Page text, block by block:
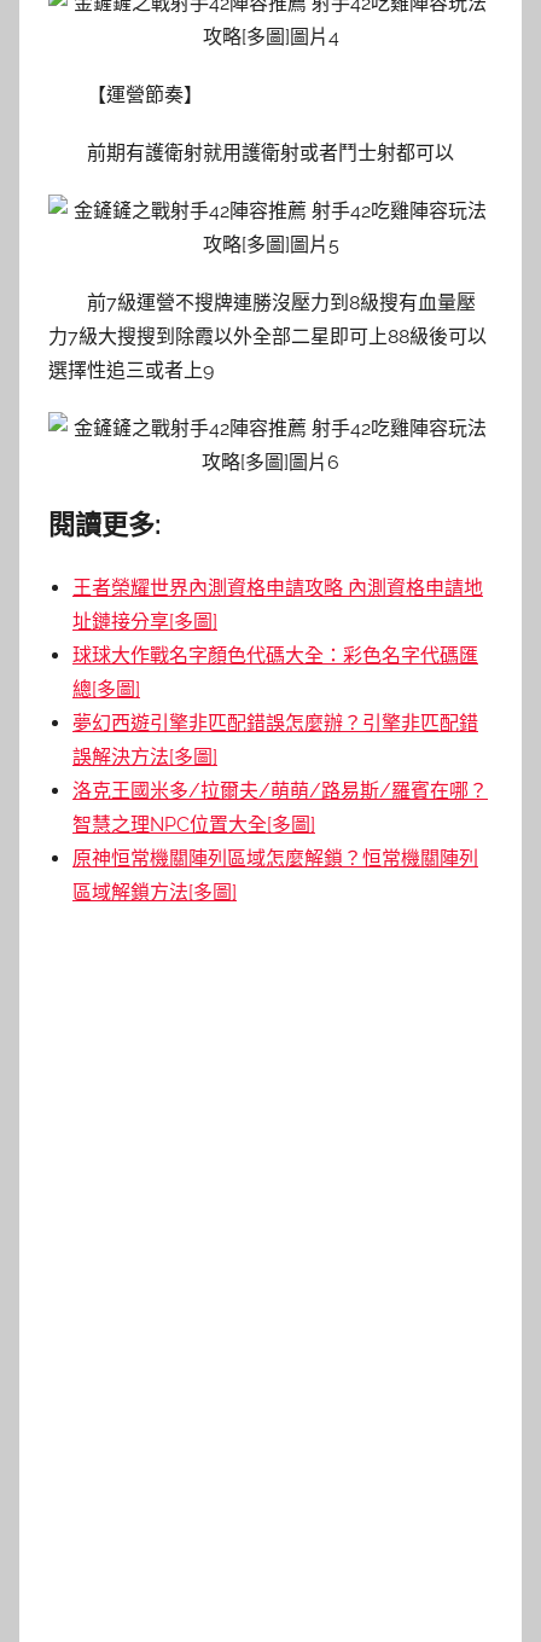
【運營節奏】
前期有護衛射就用護衛射或者鬥士射都可以
前7級運營不搜牌連勝沒壓力到8級搜有血量壓
力7級大搜搜到除霞以外全部二星即可上88級後可以
選擇性追三或者上9
閱讀更多:
王者榮耀世界內測資格申請攻略 內測資格申請地
址鏈接分享[多圖]
球球大作戰名字顏色代碼大全：彩色名字代碼匯
總[多圖]
夢幻西遊引擎非匹配錯誤怎麼辦？引擎非匹配錯
誤解決方法[多圖]
洛克王國米多/拉爾夫/萌萌/路易斯/羅賓在哪？
智慧之理NPC位置大全[多圖]
原神恒常機關陣列區域怎麼解鎖？恒常機關陣列
區域解鎖方法[多圖]